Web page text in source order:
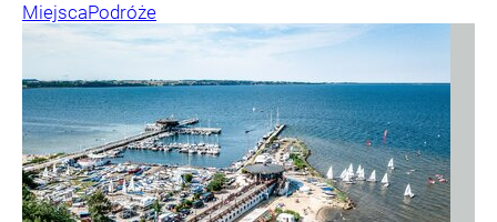
MiejscaPodróże